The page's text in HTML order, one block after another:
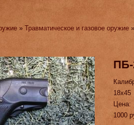
»Травматическое и газовое оружие
18х45
Цена:
1000